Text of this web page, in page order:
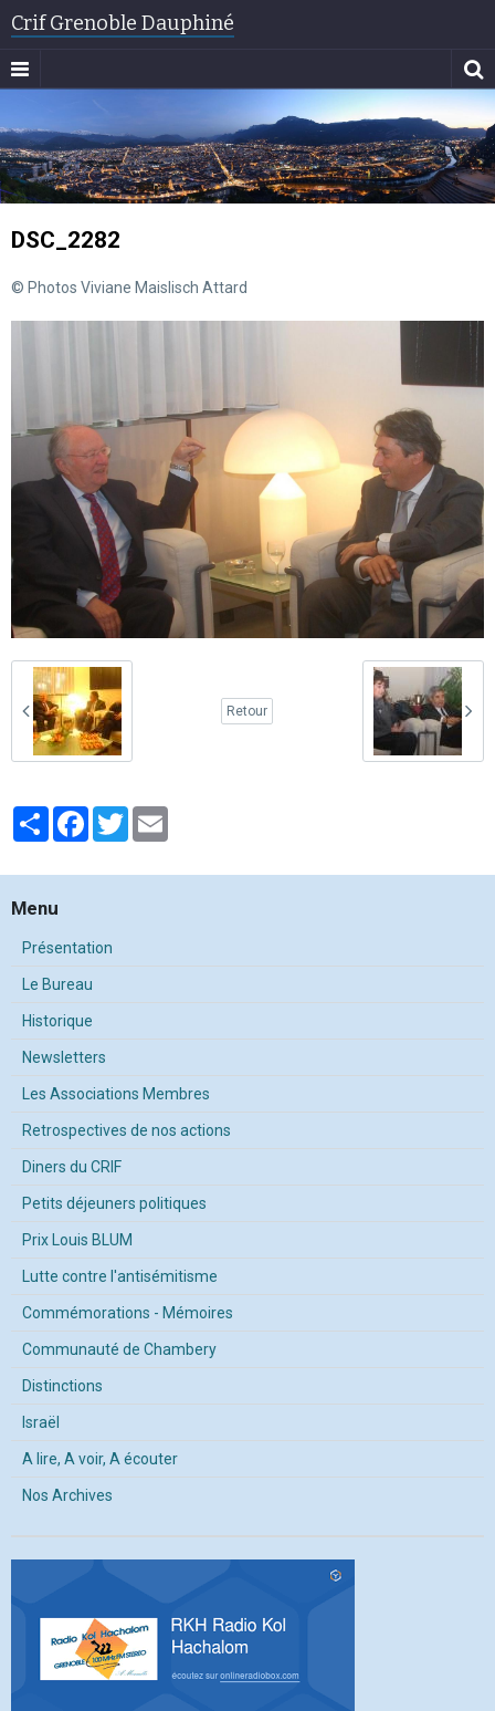
Crif Grenoble Dauphiné
DSC_2282
© Photos Viviane Maislisch Attard
Retour
PartagerFacebook
Twitter
Menu
Présentation
Le Bureau
Historique
Newsletters
Les Associations Membres
Retrospectives de nos actions
Diners du CRIF
Petits déjeuners politiques
Prix Louis BLUM
Lutte contre l'antisémitisme
Commémorations - Mémoires
Communauté de Chambery
Distinctions
Israël
A lire, A voir, A écouter
Nos Archives